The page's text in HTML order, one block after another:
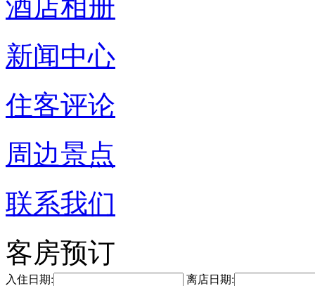
酒店相册
新闻中心
住客评论
周边景点
联系我们
客房预订
入住日期: 离店日期: